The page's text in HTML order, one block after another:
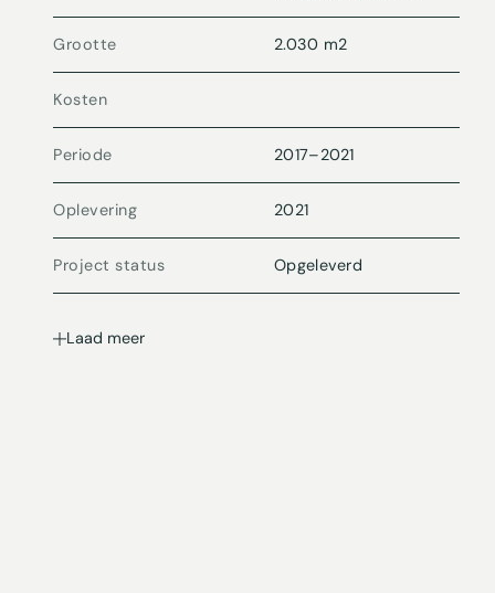
Grootte 2.030 m2
Kosten
Periode 2017–2021
Oplevering 2021
Project status Opgeleverd
Laad meer